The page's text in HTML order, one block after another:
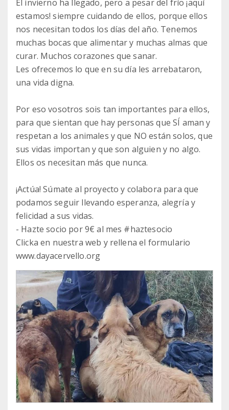
El invierno ha llegado, pero a pesar del frío ¡aquí
estamos! siempre cuidando de ellos, porque ellos
nos necesitan todos los días del año. Tenemos
muchas bocas que alimentar y muchas almas que
curar. Muchos corazones que sanar.
Les ofrecemos lo que en su día les arrebataron,
una vida digna.
Por eso vosotros sois tan importantes para ellos,
para que sientan que hay personas que SÍ aman y
respetan a los animales y que NO están solos, que
sus vidas importan y que son alguien y no algo.
Ellos os necesitan más que nunca.
¡Actúa! Súmate al proyecto y colabora para que
podamos seguir llevando esperanza, alegría y
felicidad a sus vidas.
- Hazte socio por 9€ al mes #haztesocio
Clicka en nuestra web y rellena el formulario
www.dayacervello.org